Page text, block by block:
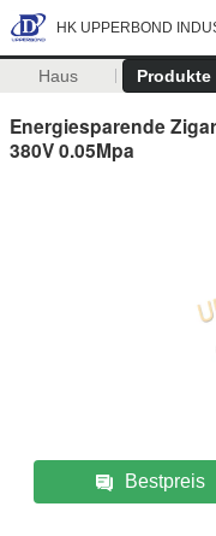
HK UPPERBOND
Haus Produkte
Energiesparende
380V 0.05Mpa
Bestpreis